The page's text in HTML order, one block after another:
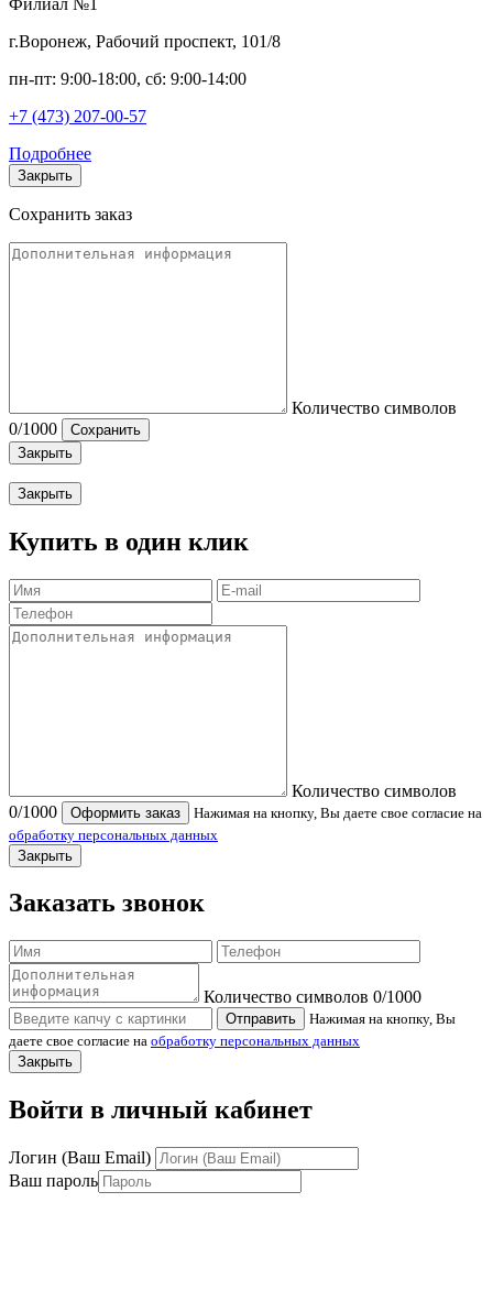
г.Воронеж, Рабочий проспект, 101/8
пн-пт: 9:00-18:00, сб: 9:00-14:00
+7 (473) 207-00-57
Подробнее
Закрыть
Сохранить заказ
Количество символов
0/1000
Сохранить
Закрыть
Закрыть
Купить в один клик
Количество символов
0/1000 Оформить заказ
Нажимая на кнопку, Вы даете свое согласие на
обработку персональных данных
Закрыть
Заказать звонок
Количество символов 0/1000
Отправить
Нажимая на кнопку, Вы
даете свое согласие на обработку персональных данных
Закрыть
Войти в личный кабинет
Логин (Ваш Email)
Ваш пароль